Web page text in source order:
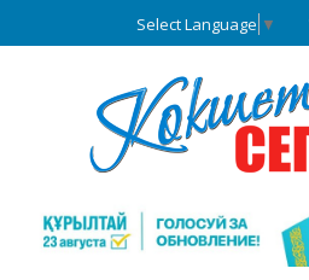
Select Language ▼